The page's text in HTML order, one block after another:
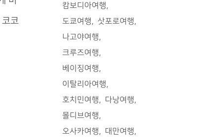
코
캄보디아여행
도쿄여행
삿포로여행
나고야여행
크루즈여행
베이징여행
이탈리아여행
호치민여행
다낭여행
몰디브여행
오사카여행
대만여행